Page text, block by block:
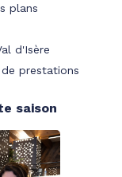
plans
d'Isère
prestations
saison